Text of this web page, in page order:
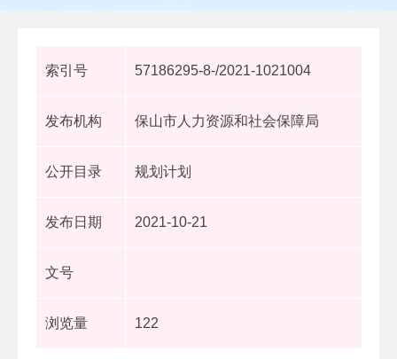
索引号 57186295-8-/2021-1021004
发布机构 保山市人力资源和社会保障局
公开目录 规划计划
发布日期 2021-10-21
文号
浏览量 122